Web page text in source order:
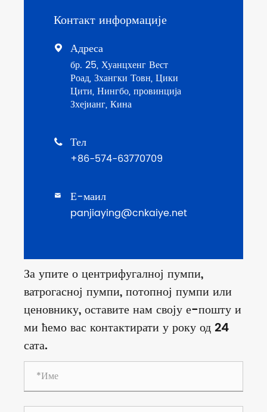
Контакт информације
 Адреса
бр. 25, Хуанцхенг Вест
Роад, Зхангки Товн, Цики
Цити, Нингбо, провинција
Зхејианг, Кина
 Тел
+86-574-63770709
 Е-маил
panjiaying@cnkaiye.net
За упите о центрифугалној пумпи,
ватрогасној пумпи, потопној пумпи или
ценовнику, оставите нам своју е-пошту и
ми ћемо вас контактирати у року од 24
сата.